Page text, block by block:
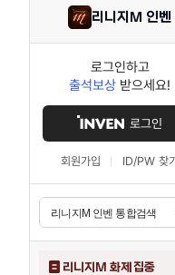
리니지M 인벤
로그인하고
출석보상 받으세요!
로그인
회원가입 ID/PW 찾기
리니지M 화제 집중